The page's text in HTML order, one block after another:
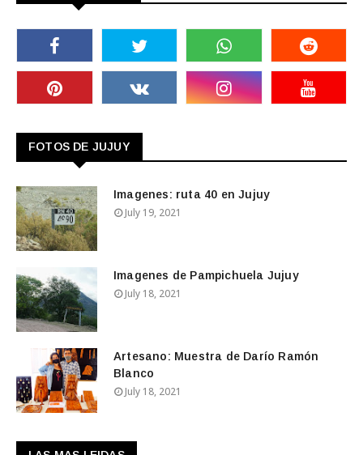
FOTOS DE JUJUY
Imagenes: ruta 40 en Jujuy
July 19, 2021
Imagenes de Pampichuela Jujuy
July 18, 2021
Artesano: Muestra de Darío Ramón
Blanco
July 18, 2021